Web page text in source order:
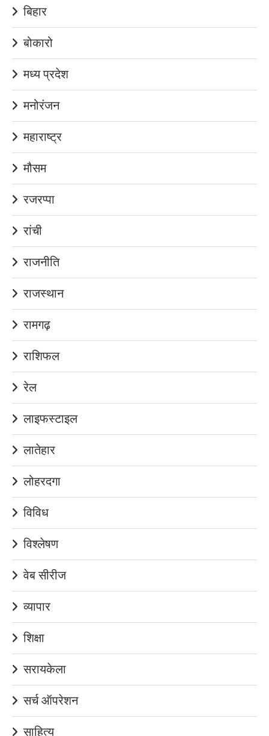
बिहार
बोकारो
मध्य प्रदेश
मनोरंजन
महाराष्ट्र
मौसम
रजरप्पा
रांची
राजनीति
राजस्थान
रामगढ़
राशिफल
रेल
लाइफस्टाइल
लातेहार
लोहरदगा
विविध
विश्लेषण
वेब सीरीज
व्यापार
शिक्षा
सरायकेला
सर्च ऑपरेशन
साहित्य